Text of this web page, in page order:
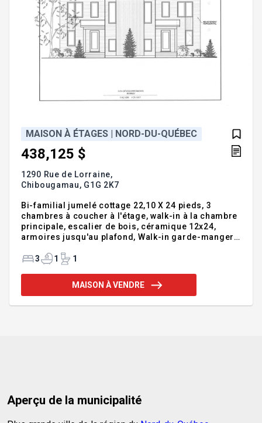
MAISON À ÉTAGES | NORD-DU-QUÉBEC
438,125 $
1290 Rue de Lorraine,
Chibougamau, G1G 2K7
Bi-familial jumelé cottage 22,10 X 24 pieds, 3
chambres à coucher à l'étage, walk-in à la chambre
principale, escalier de bois, céramique 12x24,
armoires jusqu'au plafond, Walk-in garde-manger
installation laveuse/sécheuse au sous-sol. Frais de
Addenda :Inclusions :Voir plans et devis, garantie
maison neuve.Exclusions :Voir plans et devis,
3 1 1
MAISON À VENDRE
Aperçu de la municipalité